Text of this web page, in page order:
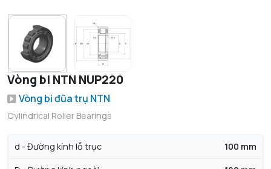
Vòng bi NTN NUP220
Vòng bi đũa trụ NTN
Cylindrical Roller Bearings
d - Đường kính lỗ trục 100 mm